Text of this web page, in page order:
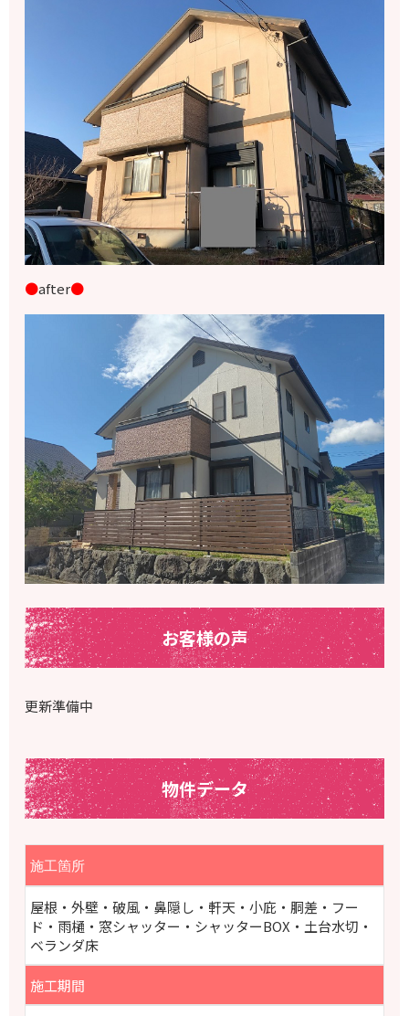
●after●
お客様の声
更新準備中
物件データ
施工箇所
屋根・外壁・破風・鼻隠し・軒天・小庇・胴差・フー
ド ・雨樋・窓シャッター・シャッターBOX・土台水切・
ベランダ床
施工期間